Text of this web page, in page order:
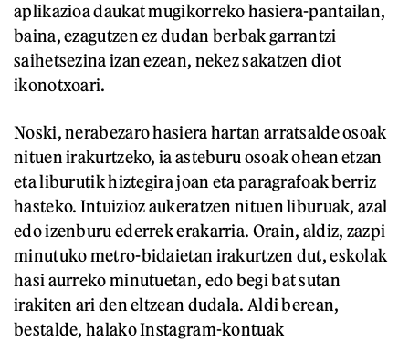
aplikazioa daukat mugikorreko hasiera-pantailan,
baina, ezagutzen ez dudan berbak garrantzi
saihetsezina izan ezean, nekez sakatzen diot
ikonotxoari.
Noski, nerabezaro hasiera hartan arratsalde osoak
nituen irakurtzeko, ia asteburu osoak ohean etzan
eta liburutik hiztegira joan eta paragrafoak berriz
hasteko. Intuizioz aukeratzen nituen liburuak, azal
edo izenburu ederrek erakarria. Orain, aldiz, zazpi
minutuko metro-bidaietan irakurtzen dut, eskolak
hasi aurreko minutuetan, edo begi bat sutan
irakiten ari den eltzean dudala. Aldi berean,
bestalde, halako Instagram-kontuak